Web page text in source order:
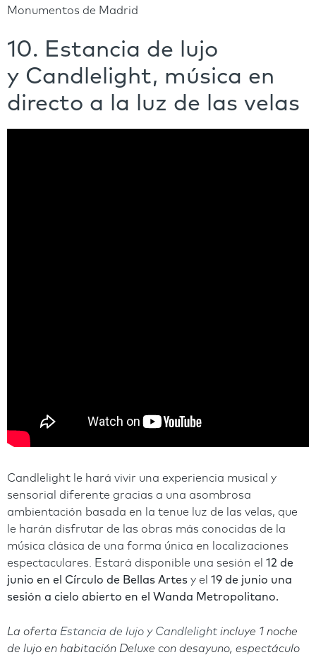
Monumentos de Madrid
10. Estancia de lujo
y Candlelight, música en
directo a la luz de las velas
Candlelight le hará vivir una experiencia musical y
sensorial diferente gracias a una asombrosa
ambientación basada en la tenue luz de las velas, que
le harán disfrutar de las obras más conocidas de la
música clásica de una forma única en localizaciones
espectaculares. Estará disponible una sesión el 12 de
junio en el Círculo de Bellas Artes y el 19 de junio una
sesión a cielo abierto en el Wanda Metropolitano.
La oferta Estancia de lujo y Candlelight incluye 1 noche
de lujo en habitación Deluxe con desayuno, espectáculo